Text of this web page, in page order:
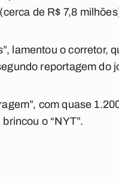
de R$ 7,8
lamentou o corretor,
reportagem do
com quase
o “NYT”.